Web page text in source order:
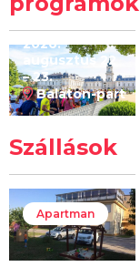
2026.
augusztus 22
– 23.
Balaton-part
Szállások
Apartman